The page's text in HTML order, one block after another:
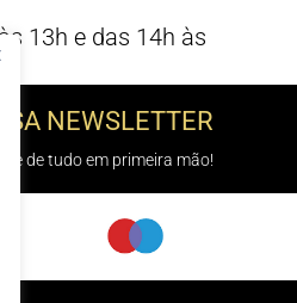
13h e das 14h às
NEWSLETTER
de tudo em primeira mão!